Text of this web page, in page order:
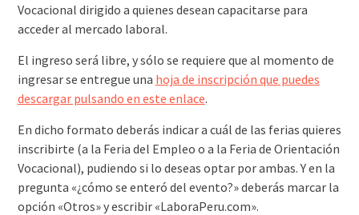
Vocacional dirigido a quienes desean capacitarse para
acceder al mercado laboral.
El ingreso será libre, y sólo se requiere que al momento de
ingresar se entregue una hoja de inscripción que puedes
descargar pulsando en este enlace.
En dicho formato deberás indicar a cuál de las ferias quieres
inscribirte (a la Feria del Empleo o a la Feria de Orientación
Vocacional), pudiendo si lo deseas optar por ambas. Y en la
pregunta «¿cómo se enteró del evento?» deberás marcar la
opción «Otros» y escribir «LaboraPeru.com».